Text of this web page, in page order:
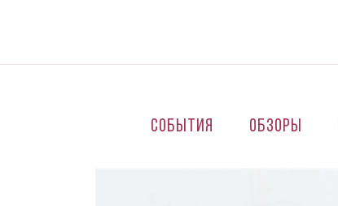
События Обзоры